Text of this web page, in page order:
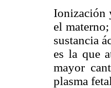
Ionización
el
sustancia
es la que
mayor
plasma